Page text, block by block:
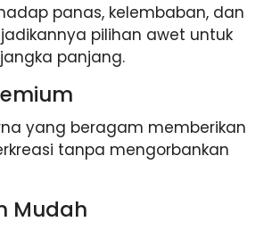
panas, kelembaban, dan
pilihan awet untuk
panjang.
yang beragam memberikan
tanpa mengorbankan
Mudah